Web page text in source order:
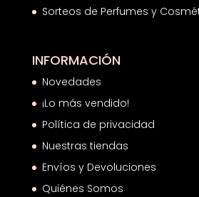
Sorteos de Perfumes y
INFORMACIÓN
Novedades
¡Lo más vendido!
Política de privacidad
Nuestras tiendas
Envíos y Devoluciones
Quiénes Somos